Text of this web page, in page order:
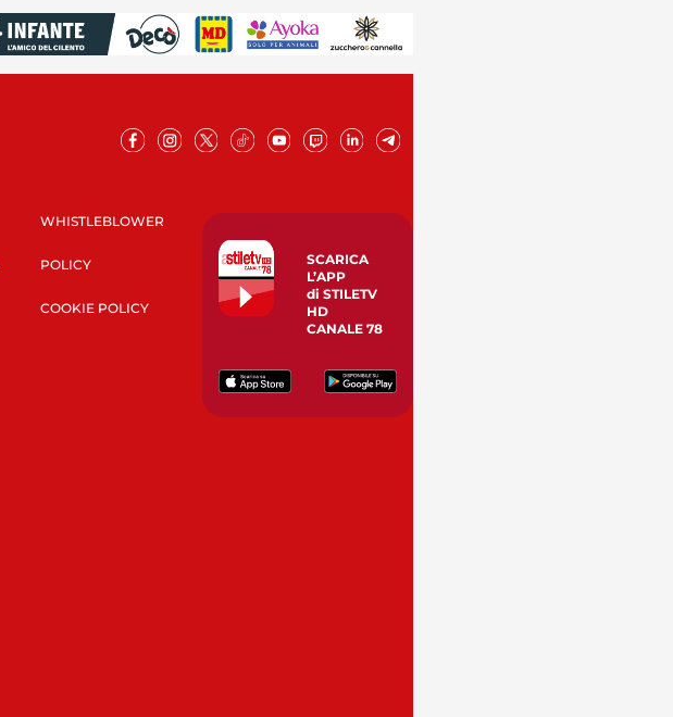
WHISTLEBLOWER
POLICY
COOKIE POLICY
SCARICA
L’APP
di STILETV
HD
CANALE 78